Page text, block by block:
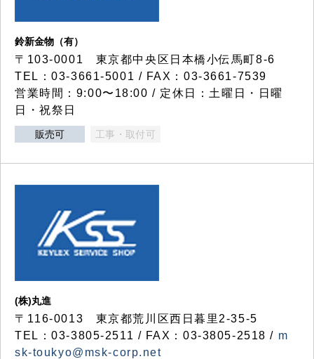
鈴新金物（有）
〒103-0001 東京都中央区日本橋小伝馬町8-6
TEL：03-3661-5001 / FAX：03-3661-7539
営業時間：9:00〜18:00 / 定休日：土曜日・日曜
日・祝祭日
販売可 工事・取付可
(株)丸進
〒116-0013 東京都荒川区西日暮里2-35-5
TEL：03-3805-2511 / FAX：03-3805-2518 / m
sk-toukyo@msk-corp.net